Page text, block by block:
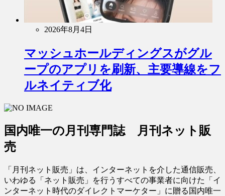
2026年8月4日
マッシュホールディングスがグル
ープのアプリを刷新、主要導線をフ
ルネイティブ化
国内唯一の月刊専門誌 月刊ネット販
売
「月刊ネット販売」は、インターネットを介した通信販売、
いわゆる「ネット販売」を行うすべての事業者に向けた「イ
ンターネット時代のダイレクトマーケター」に贈る国内唯一